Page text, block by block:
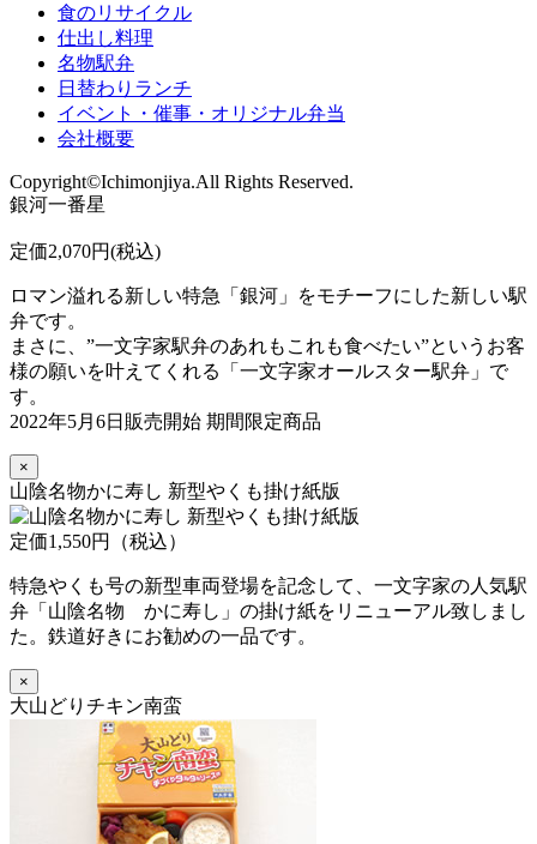
食のリサイクル
仕出し料理
名物駅弁
日替わりランチ
イベント・催事・オリジナル弁当
会社概要
Copyright©Ichimonjiya.All Rights Reserved.
銀河一番星
定価2,070円(税込)
ロマン溢れる新しい特急「銀河」をモチーフにした新しい駅
弁です。
まさに、”一文字家駅弁のあれもこれも食べたい”というお客
様の願いを叶えてくれる「一文字家オールスター駅弁」で
す。
2022年5月6日販売開始 期間限定商品
×
山陰名物かに寿し 新型やくも掛け紙版
定価1,550円（税込）
特急やくも号の新型車両登場を記念して、一文字家の人気駅
弁「山陰名物 かに寿し」の掛け紙をリニューアル致しまし
た。鉄道好きにお勧めの一品です。
×
大山どりチキン南蛮